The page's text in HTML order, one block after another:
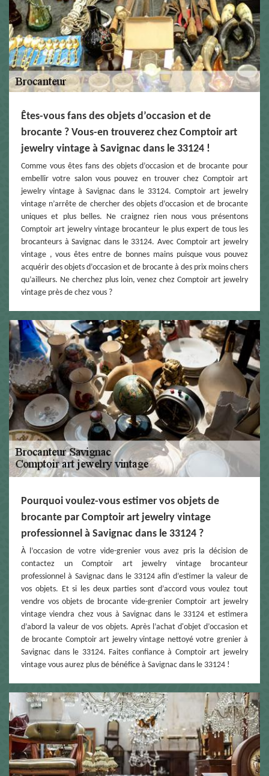
Êtes-vous fans des objets d’occasion et de
brocante ? Vous-en trouverez chez Comptoir art
jewelry vintage à Savignac dans le 33124 !
Comme vous êtes fans des objets d’occasion et de brocante pour
embellir votre salon vous pouvez en trouver chez Comptoir art
jewelry vintage à Savignac dans le 33124. Comptoir art jewelry
vintage n’arrête de chercher des objets d’occasion et de brocante
uniques et plus belles. Ne craignez rien nous vous présentons
Comptoir art jewelry vintage brocanteur le plus expert de tous les
brocanteurs à Savignac dans le 33124. Avec Comptoir art jewelry
vintage , vous êtes entre de bonnes mains puisque vous pouvez
acquérir des objets d’occasion et de brocante à des prix moins chers
qu’ailleurs. Ne cherchez plus loin, venez chez Comptoir art jewelry
vintage près de chez vous ?
Pourquoi voulez-vous estimer vos objets de
brocante par Comptoir art jewelry vintage
professionnel à Savignac dans le 33124 ?
À l’occasion de votre vide-grenier vous avez pris la décision de
contactez un Comptoir art jewelry vintage brocanteur
professionnel à Savignac dans le 33124 afin d’estimer la valeur de
vos objets. Et si les deux parties sont d’accord vous voulez tout
vendre vos objets de brocante vide-grenier Comptoir art jewelry
vintage viendra chez vous à Savignac dans le 33124 et estimera
d’abord la valeur de vos objets. Après l’achat d'objet d’occasion et
de brocante Comptoir art jewelry vintage nettoyé votre grenier à
Savignac dans le 33124. Faites confiance à Comptoir art jewelry
vintage vous aurez plus de bénéfice à Savignac dans le 33124 !